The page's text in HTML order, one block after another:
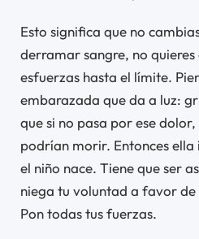
Esto significa que no
derramar sangre, no
esfuerzas hasta el límite.
embarazada que da a luz:
que si no pasa por ese
podrían morir. Entonces
el niño nace. Tiene que ser
niega tu voluntad a favor
Pon todas tus fuerzas.